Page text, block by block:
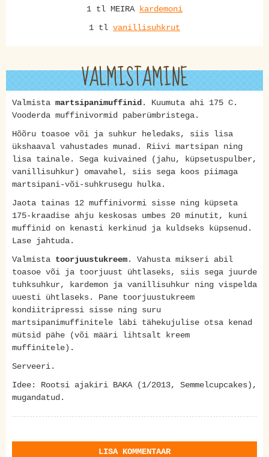
1 tl MEIRA kardemoni
1 tl vanillisuhkrut
VALMISTAMINE
Valmista martsipanimuffinid . Kuumuta ahi 175 C.
Vooderda muffinivormid paberümbristega.
Hõõru toasoe või ja suhkur heledaks, siis lisa
ükshaaval vahustades munad. Riivi martsipan ning
lisa tainale. Sega kuivained (jahu, küpsetuspulber,
vanillisuhkur) omavahel, siis sega koos piimaga
martsipani-või-suhkrusegu hulka.
Jaota tainas 12 muffinivormi sisse ning küpseta
175-kraadise ahju keskosas umbes 20 minutit, kuni
muffinid on kenasti kerkinud ja kuldseks küpsenud.
Lase jahtuda.
Valmista toorjuustukreem. Vahusta mikseri abil
toasoe või ja toorjuust ühtlaseks, siis sega juurde
tuhksuhkur, kardemon ja vanillisuhkur ning vispelda
uuesti ühtlaseks. Pane toorjuustukreem
kondiitripressi sisse ning suru
martsipanimuffinitele läbi tähekujulise otsa kenad
mütsid pähe (või määri lihtsalt kreem
muffinitele).
Serveeri.
Idee: Rootsi ajakiri BAKA (1/2013, Semmelcupcakes),
mugandatud.
LISA KOMMENTAAR